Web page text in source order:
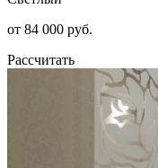
от 84 000 руб.
Рассчитать